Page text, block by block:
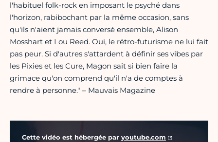
l'habituel folk-rock en imposant le psyché dans
l'horizon, rabibochant par la même occasion, sans
qu'ils n'aient jamais conversé ensemble, Alison
Mosshart et Lou Reed. Oui, le rétro-futurisme ne lui fait
pas peur. Si d'autres s'attardent à définir ses vibes par
les Pixies et les Cure, Magon sait si bien faire la
grimace qu'on comprend qu'il n'a de comptes à
rendre à personne." – Mauvais Magazine
Cette vidéo est hébergée par youtube.com